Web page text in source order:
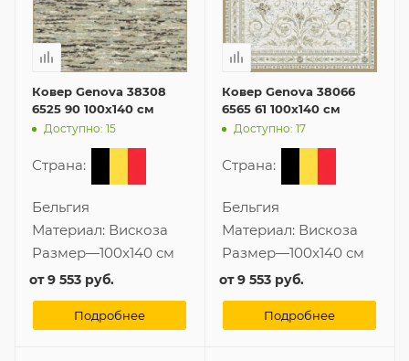
Ковер Genova 38308
6525 90 100x140 см
Доступно: 15
Страна:
Бельгия
Материал: Вискоза
Размер—100x140 см
от9 553 руб.
Подробнее
Ковер Genova 38066
6565 61 100x140 см
Доступно: 17
Страна:
Бельгия
Материал: Вискоза
Размер—100x140 см
от9 553 руб.
Подробнее